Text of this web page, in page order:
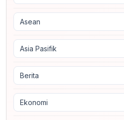
Asean
Asia Pasifik
Berita
Ekonomi